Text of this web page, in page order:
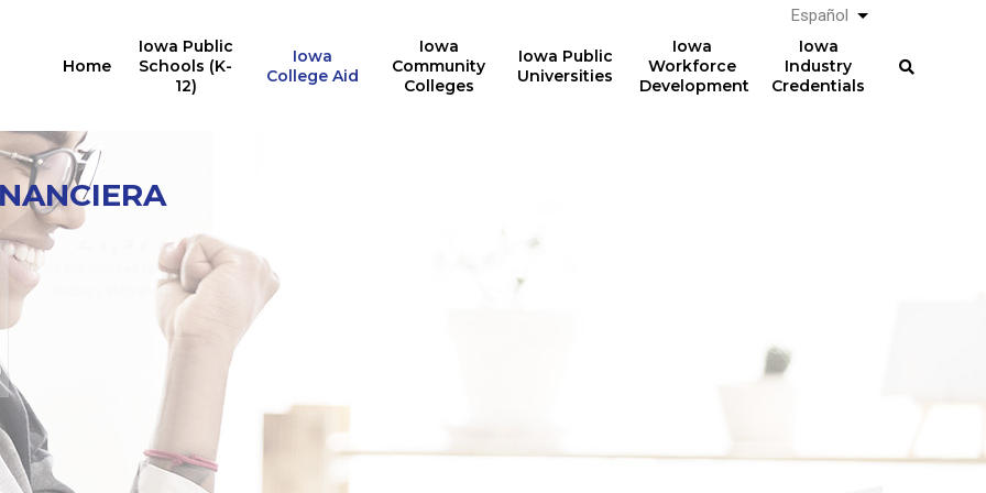
Home
Iowa Public
Schools (K-
12)
Iowa
College Aid
Iowa
Community
Colleges
Iowa Public
Universities
Iowa
Workforce
Development
Iowa
Industry
Credentials
Español List additional
Informe de premios
estatales múltiples
21,977
los estudiantes recibieron
becas y subvenciones